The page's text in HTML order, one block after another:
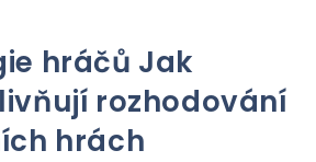
hráčů Jak
rozhodování
hrách